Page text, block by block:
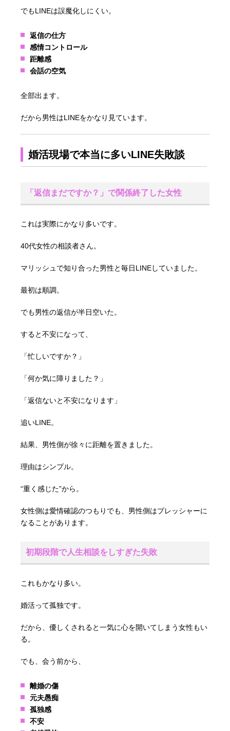
でもLINEは誤魔化しにくい。
返信の仕方
感情コントロール
距離感
会話の空気
全部出ます。
だから男性はLINEをかなり見ています。
婚活現場で本当に多いLINE失敗談
「返信まだですか？」で関係終了した女性
これは実際にかなり多いです。
40代女性の相談者さん。
マリッシュで知り合った男性と毎日LINEしていました。
最初は順調。
でも男性の返信が半日空いた。
すると不安になって、
「忙しいですか？」
「何か気に障りました？」
「返信ないと不安になります」
追いLINE。
結果、男性側が徐々に距離を置きました。
理由はシンプル。
“重く感じた”から。
女性側は愛情確認のつもりでも、男性側はプレッシャーに
なることがあります。
初期段階で人生相談をしすぎた失敗
これもかなり多い。
婚活って孤独です。
だから、優しくされると一気に心を開いてしまう女性もい
る。
でも、会う前から、
離婚の傷
元夫愚痴
孤独感
不安